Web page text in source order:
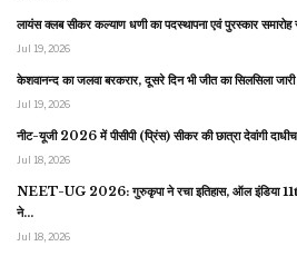
लायंस क्लब सीकर कल्याण धणी का पदस्थापना एवं पुरस्कार समारोह
Jul 19, 2026
केशवानन्द का जलवा बरकरार, दूसरे दिन भी जीत का सिलसिला जारी
Jul 19, 2026
नीट-यूजी 2026 में पीसीपी (प्रिंस) सीकर की छात्रा देवांगी
Jul 18, 2026
NEET-UG 2026: गुरुकृपा ने रचा इतिहास, ऑल इंडिया
ने…
Jul 18, 2026